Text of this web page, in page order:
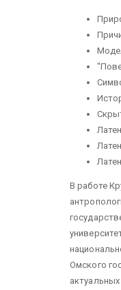
В работе
Омского